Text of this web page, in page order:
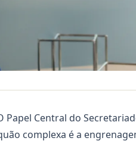
Papel Central do
complexa é a